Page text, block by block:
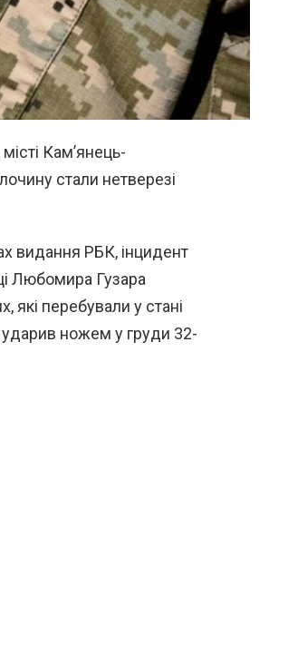
Кам’янець-
стали нетверезі
видання РБК, інцидент
Любомира Гузара
які перебували у стані
ударив ножем у груди 32-